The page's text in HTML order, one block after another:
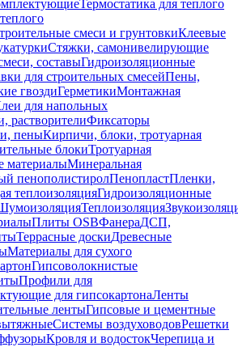
Термостатика для теплого
смеси и грунтовкиКлеевые
Стяжки, самонивелирующие
составыГидроизоляционные
для строительных смесейПены,
гвоздиГерметикиМонтажная
для напольных
растворителиФиксаторы
пеныКирпичи, блоки, тротуарная
блокиТротуарная
материалыМинеральная
пенополистиролПенопластПленки,
теплоизоляцияГидроизоляционные
Теплоизоляция
Плиты OSBФанераДСП,
Террасные доскиДревесные
Материалы для сухого
Гипсоволокнистые
Профили для
для гипсокартонаЛенты
лентыГипсовые и цементные
Системы воздуховодовРешетки
Кровля и водостокЧерепица и